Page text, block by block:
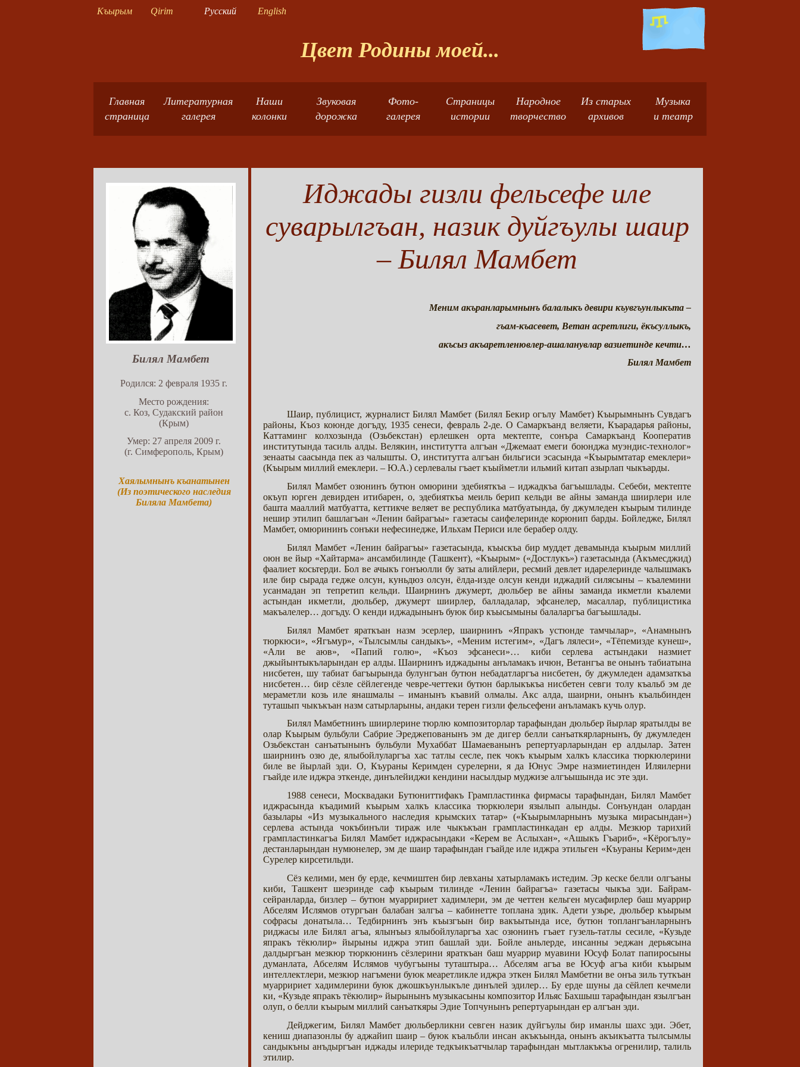
Къырым Qirim Русский English
Цвет Родины моей...
Главная
страница
Литературная
галерея
Наши
колонки
Звуковая
дорожка
Фото-
галерея
Страницы
истории
Народное
творчество
Из старых
архивов
Музыка
и театр
Билял Мамбет
Родился: 2 февраля 1935 г.
Место рождения:
с. Коз, Судакский район
(Крым)
Умер: 27 апреля 2009 г.
(г. Симферополь, Крым)
Хаялымнынъ къанатынен
(Из поэтического наследия
Биляла Мамбета)
Иджады гизли фельсефе иле
суварылгъан, назик дуйгъулы шаир
– Билял Мамбет
Меним акъранларымнынъ балалыкъ девири къувгъунлыкъта –
гъам-къасевет, Ветан асретлиги, ёкъсуллыкъ,
акъсыз акъаретленювлер-ашаланувлар вазиетинде кечти…
Билял Мамбет
Шаир, публицист, журналист Билял Мамбет (Билял Бекир огълу Мамбет) Къырымнынъ Сувдагъ
районы, Къоз коюнде догъду, 1935 сенеси, февраль 2-де. О Самаркъанд веляети, Къарадарья районы,
Каттаминг колхозында (Озьбекстан) ерлешкен орта мектепте, сонъра Самаркъанд Кооператив
институтында тасиль алды. Велякин, институтта алгъан «Джемаат емеги боюнджа муэндис-технолог»
зенааты саасында пек аз чалышты. О, институтта алгъан бильгиси эсасында «Къырымтатар емеклери»
(Къырым миллий емеклери. – Ю.А.) серлевалы гъает къыйметли ильмий китап азырлап чыкъарды.
Билял Мамбет озюнинъ бутюн омюрини эдебияткъа – иджадкъа багъышлады. Себеби, мектепте
окъуп юрген девирден итибарен, о, эдебияткъа меиль берип кельди ве айны заманда шиирлери иле
башта мааллий матбуатта, кеттикче веляет ве республика матбуатында, бу джумледен къырым тилинде
нешир этилип башлагъан «Ленин байрагъы» газетасы саифелеринде корюнип барды. Бойледже, Билял
Мамбет, омюрининъ сонъки нефесинедже, Ильхам Периси иле берабер олду.
Билял Мамбет «Ленин байрагъы» газетасында, къыскъа бир муддет девамында къырым миллий
оюн ве йыр «Хайтарма» ансамбилинде (Ташкент), «Къырым» («Достлукъ») газетасында (Акъмесджид)
фаалиет косьтерди. Бол ве ачыкъ гонъюлли бу заты алийлери, ресмий девлет идарелеринде чалышмакъ
иле бир сырада гедже олсун, куньдюз олсун, ёлда-изде олсун кенди иджадий силясыны – къалемини
усанмадан эп тепретип кельди. Шаирнинъ джумерт, дюльбер ве айны заманда икметли къалеми
астындан икметли, дюльбер, джумерт шиирлер, балладалар, эфсанелер, масаллар, публицистика
макъалелер… догъду. О кенди иджадынынъ буюк бир къысымыны балаларгъа багъышлады.
Билял Мамбет яраткъан назм эсерлер, шаирнинъ «Япракъ устюнде тамчылар», «Анамнынъ
тюркюси», «Ягъмур», «Тылсымлы сандыкъ», «Меним истегим», «Дагъ лялеси», «Тёпемизде кунеш»,
«Али ве аюв», «Папий голю», «Къоз эфсанеси»… киби серлева астындаки назмиет
джыйынтыкъларындан ер алды. Шаирнинъ иджадыны анъламакъ ичюн, Ветангъа ве онынъ табиатына
нисбетен, шу табиат багъырында булунгъан бутюн небадатларгъа нисбетен, бу джумледен адамзаткъа
нисбетен… бир сёзле сёйлегенде чевре-четтеки бутюн барлыкъкъа нисбетен севги толу къальб эм де
мераметли козь иле янашмалы – иманынъ къавий олмалы. Акс алда, шаирни, онынъ къальбинден
туташып чыкъкъан назм сатырларыны, андаки терен гизли фельсефени анъламакъ кучь олур.
Билял Мамбетнинъ шиирлерине тюрлю композиторлар тарафындан дюльбер йырлар яратылды ве
олар Къырым бульбули Сабрие Эреджепованынъ эм де дигер белли санъаткярларнынъ, бу джумледен
Озьбекстан санъатынынъ бульбули Мухаббат Шамаеванынъ репертуарларындан ер алдылар. Затен
шаирнинъ озю де, ялыбойлуларгъа хас татлы сесле, пек чокъ къырым халкъ классика тюркюлерини
биле ве йырлай эди. О, Къураны Керимден сурелерни, я да Юнус Эмре назмиетинден Иляилерни
гъайде иле иджра эткенде, динълейиджи кендини насылдыр муджизе алгъышында ис эте эди.
1988 сенеси, Москвадаки Бутюниттифакъ Грампластинка фирмасы тарафындан, Билял Мамбет
иджрасында къадимий къырым халкъ классика тюркюлери язылып алынды. Сонъундан олардан
базылары «Из музыкального наследия крымских татар» («Къырымларнынъ музыка мирасындан»)
серлева астында чокъбинъли тираж иле чыкъкъан грампластинкадан ер алды. Мезкюр тарихий
грампластинкагъа Билял Мамбет иджрасындаки «Керем ве Аслыхан», «Ашыкъ Гъариб», «Кёрогълу»
дестанларындан нумюнелер, эм де шаир тарафындан гъайде иле иджра этильген «Къураны Керим»ден
Сурелер кирсетильди.
Сёз келими, мен бу ерде, кечмиштен бир левханы хатырламакъ истедим. Эр кеске белли олгъаны
киби, Ташкент шеэринде саф къырым тилинде «Ленин байрагъа» газетасы чыкъа эди. Байрам-
сейранларда, бизлер – бутюн муарририет хадимлери, эм де четтен кельген мусафирлер баш муаррир
Абселям Ислямов отургъан балабан залгъа – кабинетте топлана эдик. Адети узьре, дюльбер къырым
софрасы донатыла… Тедбирнинъ энъ къызгъын бир вакъытында исе, бутюн топлангъанларнынъ
риджасы иле Билял агъа, ялынъыз ялыбойлуларгъа хас озюнинъ гъает гузель-татлы сесиле, «Кузьде
япракъ тёкюлир» йырыны иджра этип башлай эди. Бойле аньлерде, инсанны эеджан дерьясына
далдыргъан мезкюр тюркюнинъ сёзлерини яраткъан баш муаррир муавини Юсуф Болат папиросыны
думанлата, Абселям Ислямов чубугъыны туташтыра… Абселям агъа ве Юсуф агъа киби къырым
интеллектлери, мезкюр нагъмени буюк меаретликле иджра эткен Билял Мамбетни ве онъа зиль туткъан
муарририет хадимлерини буюк джошкъунлыкъле динълей эдилер… Бу ерде шуны да сёйлеп кечмели
ки, «Кузьде япракъ тёкюлир» йырынынъ музыкасыны композитор Ильяс Бахшыш тарафындан язылгъан
олуп, о белли къырым миллий санъаткяры Эдие Топчунынъ репертуарындан ер алгъан эди.
Дейджегим, Билял Мамбет дюльберликни севген назик дуйгъулы бир иманлы шахс эди. Эбет,
кениш диапазонлы бу аджайип шаир – буюк къальбли инсан акъкъында, онынъ акъикъатта тылсымлы
сандыкъны анъдыргъан иджады илериде тедкъикъатчылар тарафындан мытлакъкъа огренилир, талиль
этилир.